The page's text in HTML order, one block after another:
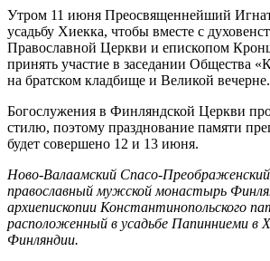
Утром 11 июня Преосвященнейший
усадьбу Хиекка, чтобы вместе с
Православной Церкви и епископом
принять участие в заседании Общества
на братском кладбище и Великой вечерне.
Богослужения в Финляндской Церкви
стилю, поэтому празднование памяти
будет совершено 12 и 13 июня.
Ново-Валаамский Спасо-
православный мужской монастырь
архиепископии Константинопольского
расположенный в усадьбе Папинниеми в
Финляндии.